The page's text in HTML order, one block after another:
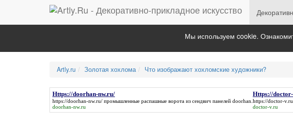
Мы используем cookie.
Artly.ru Золотая хохлома Что изображают хохломские художники?
Https://doorhan-nw.ru/
https://doorhan-nw.ru/ промышленные распашные ворота из сендвич панелей doorhan.
doorhan-nw.ru
Https://
https://doctor-
doctor-v.ru